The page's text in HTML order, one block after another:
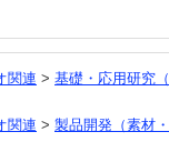
関連 > 基礎・応用研究
関連 > 製品開発（素材